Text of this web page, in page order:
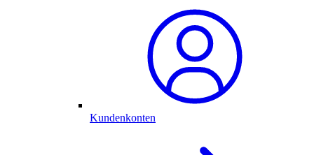
Kundenkonten